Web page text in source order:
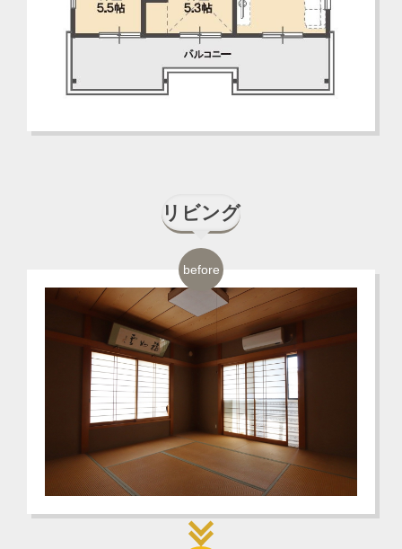
リビング
before